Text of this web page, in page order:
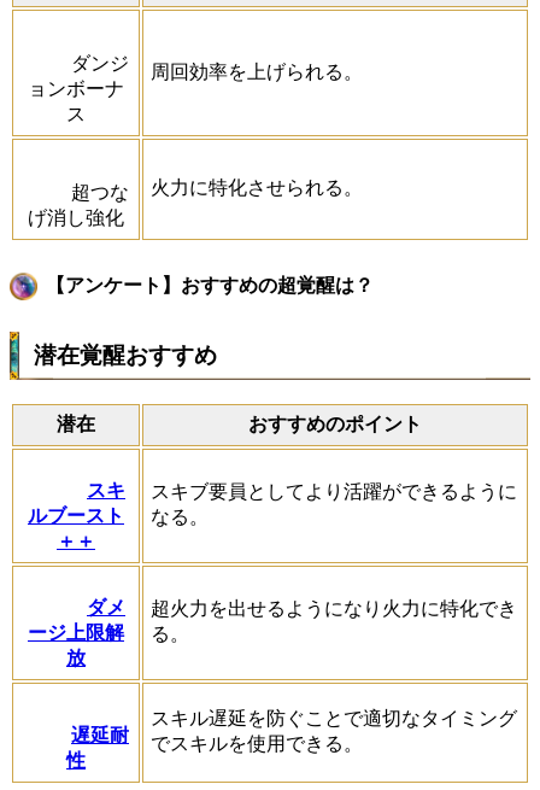
ダンジ
ョンボーナ
ス
周回効率を上げられる。
超つな
げ消し強化
火力に特化させられる。
【アンケート】おすすめの超覚醒は？
潜在覚醒おすすめ
潜在 おすすめのポイント
スキ
ルブースト
＋＋
スキブ要員としてより活躍ができるように
なる。
ダメ
ージ上限解
放
超火力を出せるようになり火力に特化でき
る。
遅延耐
性
スキル遅延を防ぐことで適切なタイミング
でスキルを使用できる。